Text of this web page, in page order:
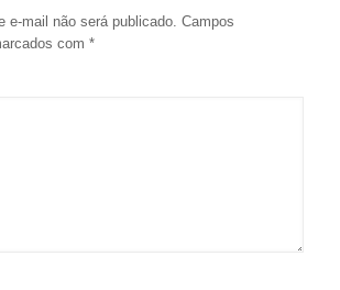
e-mail não será publicado. Campos
com *